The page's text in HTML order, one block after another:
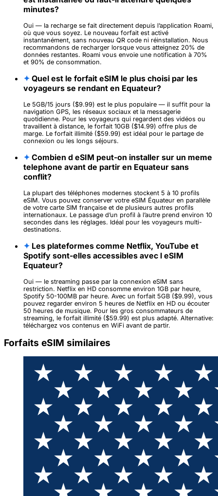
minutes?
Oui — la recharge se fait directement depuis l’application Roami,
où que vous soyez. Le nouveau forfait est activé
instantanément, sans nouveau QR code ni réinstallation. Nous
recommandons de recharger lorsque vous atteignez 20% de
données restantes. Roami vous envoie une notification à 70%
et 90% de consommation.
✦ Quel est le forfait eSIM le plus choisi par les
voyageurs se rendant en Equateur?
Le 5GB/15 jours ($9.99) est le plus populaire — il suffit pour la
navigation GPS, les réseaux sociaux et la messagerie
quotidienne. Pour les voyageurs qui regardent des vidéos ou
travaillent à distance, le forfait 10GB ($14.99) offre plus de
marge. Le forfait illimité ($59.99) est idéal pour le partage de
connexion ou les longs séjours.
✦ Combien d eSIM peut-on installer sur un meme
telephone avant de partir en Equateur sans
conflit?
La plupart des téléphones modernes stockent 5 à 10 profils
eSIM. Vous pouvez conserver votre eSIM Équateur en parallèle
de votre carte SIM française et de plusieurs autres profils
internationaux. Le passage d’un profil à l’autre prend environ 10
secondes dans les réglages. Idéal pour les voyageurs multi-
destinations.
✦ Les plateformes comme Netflix, YouTube et
Spotify sont-elles accessibles avec l eSIM
Equateur?
Oui — le streaming passe par la connexion eSIM sans
restriction. Netflix en HD consomme environ 1GB par heure,
Spotify 50-100MB par heure. Avec un forfait 5GB ($9.99), vous
pouvez regarder environ 5 heures de Netflix en HD ou écouter
50 heures de musique. Pour les gros consommateurs de
streaming, le forfait illimité ($59.99) est plus adapté. Alternative:
téléchargez vos contenus en WiFi avant de partir.
Forfaits eSIM similaires